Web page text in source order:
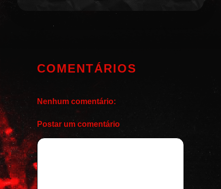
COMENTÁRIOS
Nenhum comentário:
Postar um comentário